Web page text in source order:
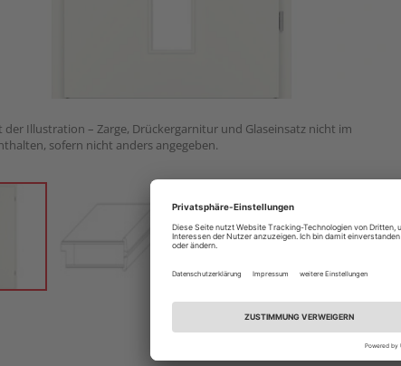
Illustration – Zarge, Drückergarnitur und Glaseinsatz nicht im
sofern nicht anders angegeben.